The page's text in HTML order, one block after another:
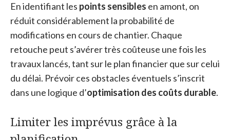
En identifiant les points sensibles en amont, on
réduit considérablement la probabilité de
modifications en cours de chantier. Chaque
retouche peut s’avérer très coûteuse une fois les
travaux lancés, tant sur le plan financier que sur celui
du délai. Prévoir ces obstacles éventuels s’inscrit
dans une logique d’optimisation des coûts durable.
Limiter les imprévus grâce à la